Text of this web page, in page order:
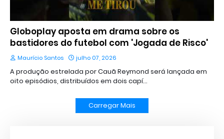
Globoplay aposta em drama sobre os
bastidores do futebol com 'Jogada de Risco'
Maurício Santos julho 07, 2026
A produção estrelada por Cauã Reymond será lançada em
oito episódios, distribuídos em dois capí…
Carregar Mais